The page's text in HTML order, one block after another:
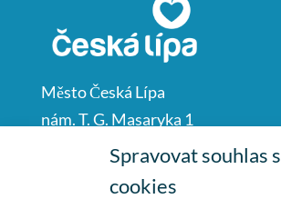
Spravovat souhlas s
cookies
Město Česká Lípa
nám. T. G. Masaryka 1
Česká Lípa